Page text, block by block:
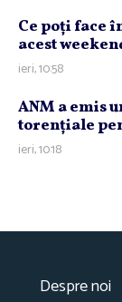
Ce poţi face
acest
ieri, 10:58
ANM a emis
torenţiale
ieri, 10:18
Despre noi